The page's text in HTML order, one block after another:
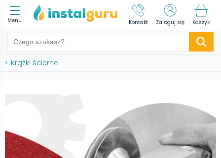
Menu Kontakt Zaloguj się Koszyk
< Krążki ścierne